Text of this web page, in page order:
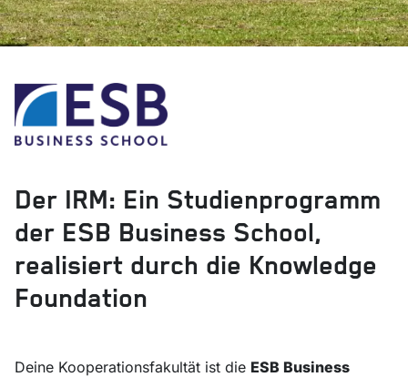
Der IRM: Ein Studienprogramm
der ESB Business School,
realisiert durch die Knowledge
Foundation
Deine Kooperationsfakultät ist die ESB Business